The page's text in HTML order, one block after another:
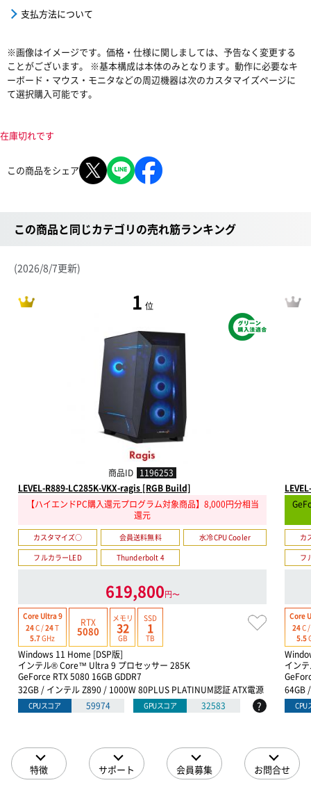
支払方法について
※画像はイメージです。価格・仕様に関しましては、予告なく変更する
ことがございます。 ※基本構成は本体のみとなります。動作に必要なキ
ーボード・マウス・モニタなどの周辺機器は次のカスタマイズページに
て選択購入可能です。
在庫切れです
この商品をシェア
この商品と同じカテゴリの売れ筋ランキング
(2026/8/7更新)
1 位
商品ID 1196253
LEVEL-R889-LC285K-VKX-ragis [RGB Build]
【ハイエンドPC購入還元プログラム対象商品】8,000円分相当
還元
カスタマイズ○ 会員送料無料
水冷CPU Cooler
フルカラーLED
Thunderbolt 4
619,800円〜
Core Ultra 9
24C /24T
5.7GHz
RTX
5080
メモリ
32
GB
SSD
1
TB
Windows 11 Home [DSP版]
インテル® Core™ Ultra 9 プロセッサー 285K
GeForce RTX 5080 16GB GDDR7
32GB / インテル Z890 / 1000W 80PLUS PLATINUM認証 ATX電源
CPUスコア 59974 GPUスコア 32583 ?
カ
フ
Core
24C /
5.5
イン
64GB
CPU
特徴 サポート 会員募集 お問合せ